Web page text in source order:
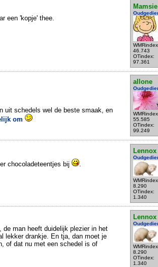
Mamsie
46.743
OTindex:
97.361
een 'kopje' thee.
allone
55.585
OTindex:
99.249
uit schedels wel de beste smaak, en
om
Lennox
8.290
OTindex:
1.340
chocoladeteentjes bij
Lennox
8.290
OTindex:
1.340
de man heeft duidelijk plezier in het
lekker drankje. En tja, dan moet je
of dat nu met een schedel is of